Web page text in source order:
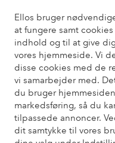
Ellos bruger
at fungere samt
indhold og til at give
vores hjemmeside. Vi
disse cookies med de
vi samarbejder med.
du bruger
markedsføring, så du
tilpassede annoncer.
dit samtykke til vores
Venner
Sikre
Vil du vide mere
elpy